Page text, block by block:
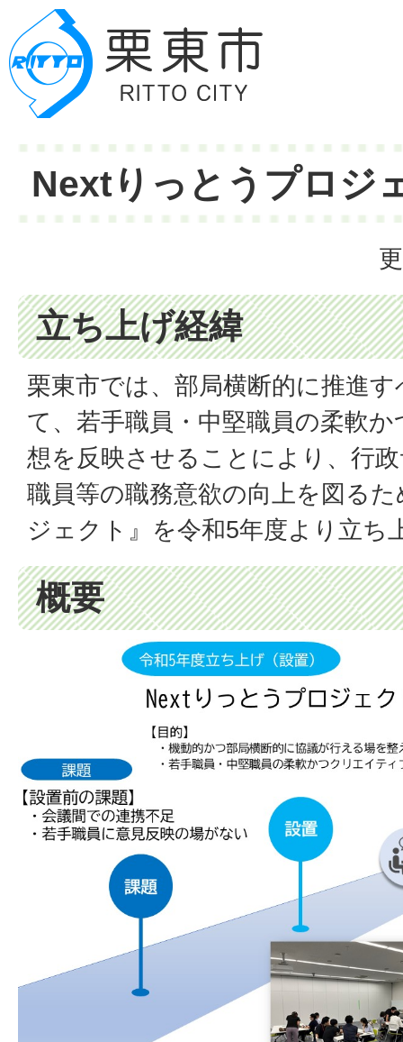
Nextりっとうプロジ
立ち上げ経緯
栗東市では、部局横断的に推進
て、若手職員・中堅職員の柔軟
想を反映させることにより、行
職員等の職務意欲の向上を図る
ジェクト』を令和5年度より立ち
概要